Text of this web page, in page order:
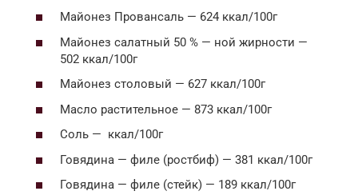
Майонез Провансаль — 624 ккал/100г
Майонез салатный 50 % — ной жирности —
502 ккал/100г
Майонез столовый — 627 ккал/100г
Масло растительное — 873 ккал/100г
Соль — ккал/100г
Говядина — филе (ростбиф) — 381 ккал/100г
Говядина — филе (стейк) — 189 ккал/100г